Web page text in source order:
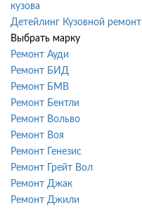
кузова
Детейлинг Кузовной ремонт
Выбрать марку
Ремонт Ауди
Ремонт БИД
Ремонт БМВ
Ремонт Бентли
Ремонт Вольво
Ремонт Воя
Ремонт Генезис
Ремонт Грейт Вол
Ремонт Джак
Ремонт Джили